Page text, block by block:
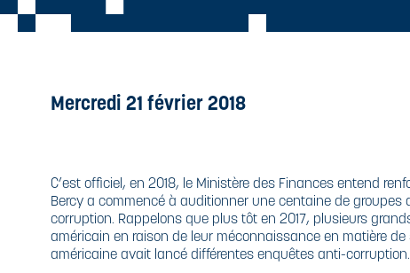
Mercredi 21 février 2018
C’est officiel, en 2018, le Ministère des Finances entend
Bercy a commencé à auditionner une centaine de
corruption. Rappelons que plus tôt en 2017, plusieurs
américain en raison de leur méconnaissance en matière
américaine avait lancé différentes enquêtes anti-
QUE DIT LA